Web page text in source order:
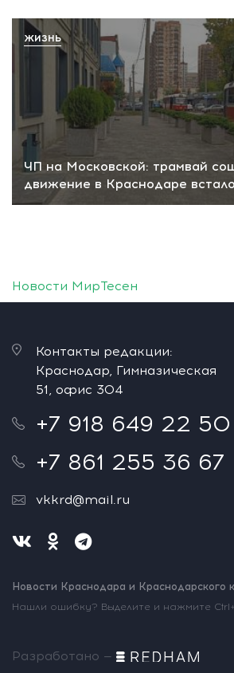
ЧП на Московской: трамвай
движение в Краснодаре встало
ЖИЗНЬ
Новости МирТесен
Контакты редакции:
Краснодар, Гимназическая
51, офис 304
+7 918 649 22 50
+7 861 255 36 67
vkkrd@mail.ru
Новости Краснодара и Краснодарского
Нашли ошибку? Выделите и нажмите
Разработано —